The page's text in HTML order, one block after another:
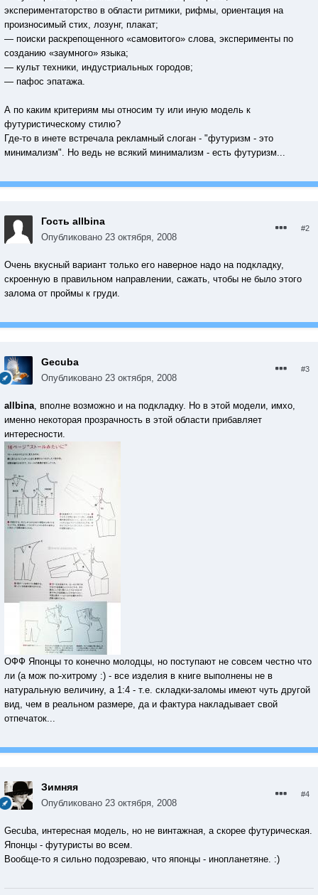
экспериментаторство в области ритмики, рифмы, ориентация на
произносимый стих, лозунг, плакат;
— поиски раскрепощенного «самовитого» слова, эксперименты по
созданию «заумного» языка;
— культ техники, индустриальных городов;
— пафос эпатажа.
А по каким критериям мы относим ту или иную модель к
футуристическому стилю?
Где-то в инете встречала рекламный слоган - "футуризм - это
минимализм". Но ведь не всякий минимализм - есть футуризм...
Гость allbina
Опубликовано 23 октября, 2008
#2
Очень вкусный вариант только его наверное надо на подкладку,
скроенную в правильном направлении, сажать, чтобы не было этого
залома от проймы к груди.
Gecuba
Опубликовано 23 октября, 2008
#3
allbina, вполне возможно и на подкладку. Но в этой модели, имхо,
именно некоторая прозрачность в этой области прибавляет
интересности.
ОФФ Японцы то конечно молодцы, но поступают не совсем честно что
ли (а мож по-хитрому :) - все изделия в книге выполнены не в
натуральную величину, а 1:4 - т.е. складки-заломы имеют чуть другой
вид, чем в реальном размере, да и фактура накладывает свой
отпечаток...
Зимняя
Опубликовано 23 октября, 2008
#4
Gecuba, интересная модель, но не винтажная, а скорее футурическая.
Японцы - футуристы во всем.
Вообще-то я сильно подозреваю, что японцы - инопланетяне. :)